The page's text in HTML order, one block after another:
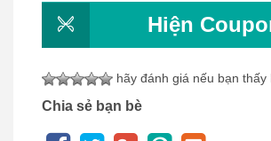
Hiện
hãy đánh giá nếu bạn thấy
Chia sẻ bạn bè